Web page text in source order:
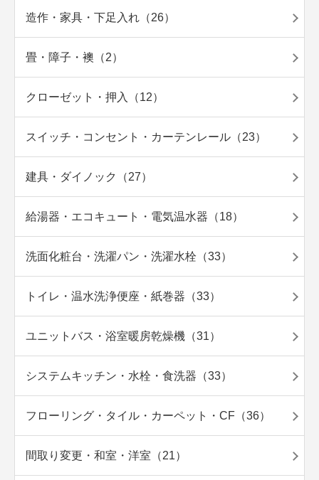
造作・家具・下足入れ（26）
畳・障子・襖（2）
クローゼット・押入（12）
スイッチ・コンセント・カーテンレール（23）
建具・ダイノック（27）
給湯器・エコキュート・電気温水器（18）
洗面化粧台・洗濯パン・洗濯水栓（33）
トイレ・温水洗浄便座・紙巻器（33）
ユニットバス・浴室暖房乾燥機（31）
システムキッチン・水栓・食洗器（33）
フローリング・タイル・カーペット・CF（36）
間取り変更・和室・洋室（21）